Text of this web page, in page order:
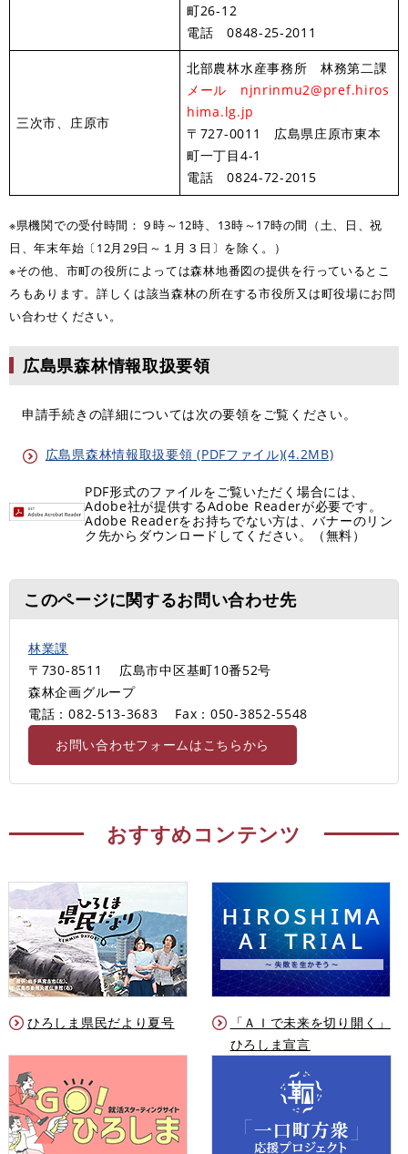
町26-12
電話 0848-25-2011
三次市、庄原市
北部農林水産事務所 林務第二課
メール njnrinmu2@pref.hiros
hima.lg.jp
〒727-0011 広島県庄原市東本
町一丁目4-1
電話 0824-72-2015
※県機関での受付時間：９時～12時、13時～17時の間（土、日、祝
日、年末年始〔12月29日～１月３日〕を除く。）
​※その他、市町の役所によっては森林地番図の提供を行っているとこ
ろもあります。詳しくは該当森林の所在する市役所又は町役場にお問
い合わせください。​
広島県森林情報取扱要領
申請手続きの詳細については次の要領をご覧ください。
広島県森林情報取扱要領 (PDFファイル)(4.2MB)
PDF形式のファイルをご覧いただく場合には、
Adobe社が提供するAdobe Readerが必要です。
Adobe Readerをお持ちでない方は、バナーのリン
ク先からダウンロードしてください。（無料）
このページに関するお問い合わせ先
林業課
〒730-8511
広島市中区基町10番52号
森林企画グループ
電話：082-513-3683
Fax：050-3852-5548
お問い合わせフォームはこちらから
おすすめコンテンツ
ひろしま県民だより夏号
「ＡＩで未来を切り開く」
ひろしま宣言